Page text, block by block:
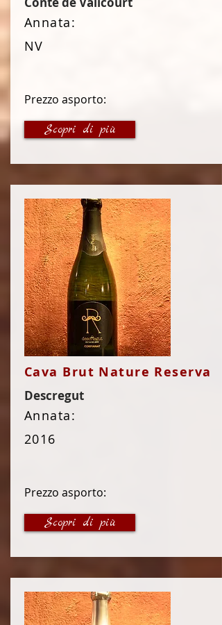
Annata:
NV
Prezzo asporto:
16 €Scopri di più
Cava Brut Nature Reserva
Descregut
Annata:
2016
Prezzo asporto:
21 €Scopri di più